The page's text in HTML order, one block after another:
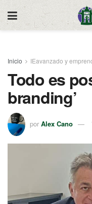
Inicio IEavanzado y
Todo es
branding’
por Alex Cano